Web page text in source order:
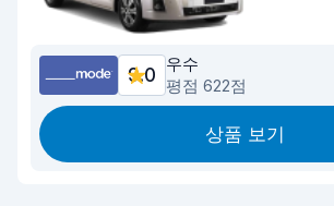
9.0
우수
평점 622점
상품 보기